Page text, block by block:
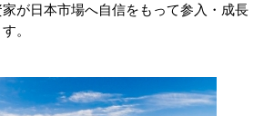
が日本市場へ自信をもって参入・成長
。